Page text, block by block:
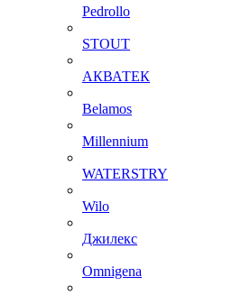
Pedrollo
STOUT
АКВАТЕК
Belamos
Millennium
WATERSTRY
Wilo
Джилекс
Omnigena